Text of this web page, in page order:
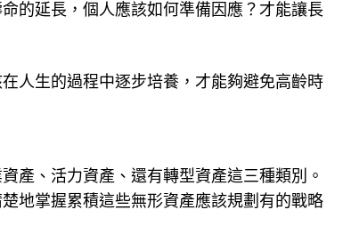
的延長，個人應該如何準備因應？才能讓長
人生的過程中逐步培養，才能夠避免高齡時
產、活力資產、還有轉型資產這三種類別。
地掌握累積這些無形資產應該規劃有的戰略